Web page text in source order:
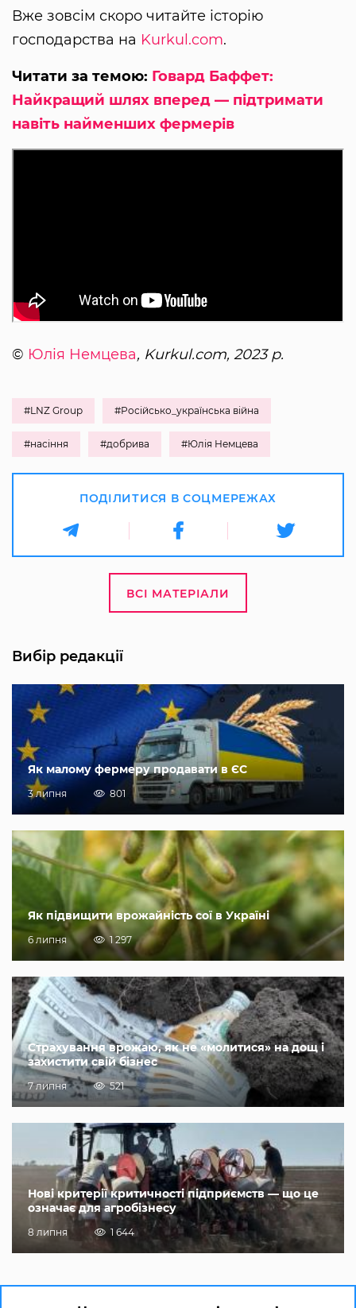
Вже зовсім скоро читайте історію
господарства на Kurkul.com.
Читати за темою: Говард Баффет:
Найкращий шлях вперед — підтримати
навіть найменших фермерів
© Юлія Немцева, Kurkul.com, 2023 р.
#LNZ Group #Російсько_українська війна
#насіння #добрива #Юлія Немцева
ПОДІЛИТИСЯ В СОЦМЕРЕЖАХ
ВСІ МАТЕРІАЛИ
Вибір редакції
Як малому фермеру продавати в ЄС
3 липня 801
Як підвищити врожайність сої в Україні
6 липня 1 297
Страхування врожаю, як не «молитися» на дощ і
захистити свій бізнес
7 липня 521
Нові критерії критичності підприємств — що це
означає для агробізнесу
8 липня 1 644